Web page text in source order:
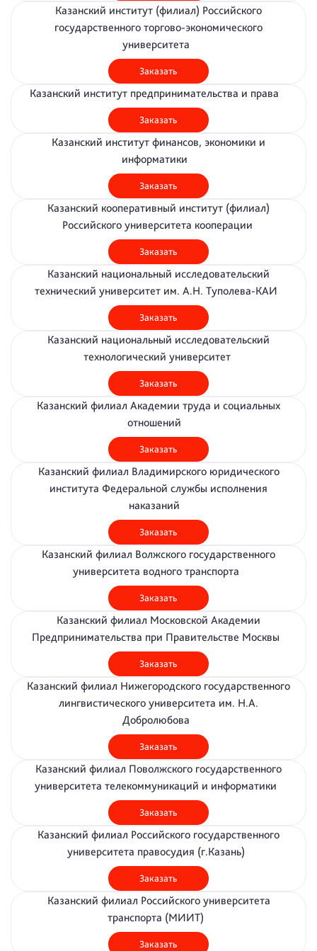
Казанский институт (филиал) Российского
государственного торгово-экономического
университета
Заказать
Казанский институт предпринимательства и права
Заказать
Казанский институт финансов, экономики и
информатики
Заказать
Казанский кооперативный институт (филиал)
Российского университета кооперации
Заказать
Казанский национальный исследовательский
технический университет им. А.Н. Туполева-КАИ
Заказать
Казанский национальный исследовательский
технологический университет
Заказать
Казанский филиал Академии труда и социальных
отношений
Заказать
Казанский филиал Владимирского юридического
института Федеральной службы исполнения
наказаний
Заказать
Казанский филиал Волжского государственного
университета водного транспорта
Заказать
Казанский филиал Московской Академии
Предпринимательства при Правительстве Москвы
Заказать
Казанский филиал Нижегородского государственного
лингвистического университета им. Н.А.
Добролюбова
Заказать
Казанский филиал Поволжского государственного
университета телекоммуникаций и информатики
Заказать
Казанский филиал Российского государственного
университета правосудия (г.Казань)
Заказать
Казанский филиал Российского университета
транспорта (МИИТ)
Заказать